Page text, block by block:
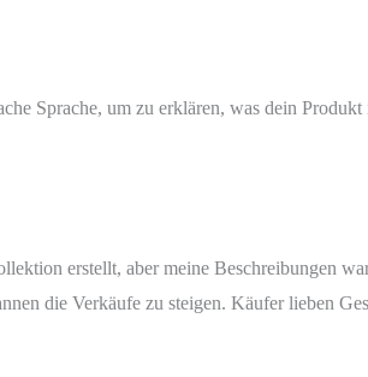
Sprache, um zu erklären, was dein Produkt
erstellt, aber meine Beschreibungen
die Verkäufe zu steigen. Käufer lieben